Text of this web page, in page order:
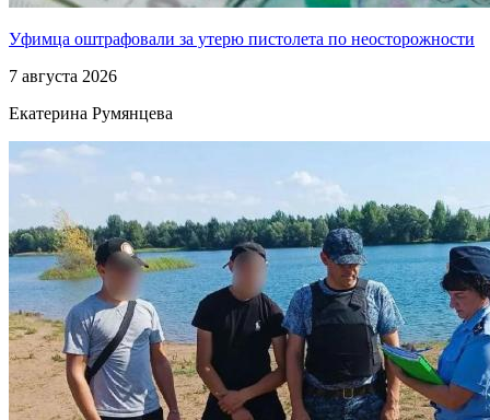
Уфимца оштрафовали за утерю пистолета по неосторожности
7 августа 2026
Екатерина Румянцева